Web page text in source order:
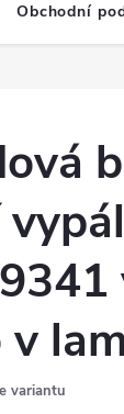
Obchodní
variantu